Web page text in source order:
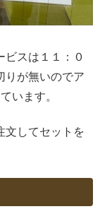
ビスは１１：０
りが無いのでア
います。
文してセットを